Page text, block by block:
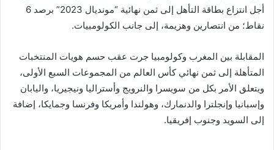
أجل انتزاع بطاقة التأهل إلى ثمن نهائية “مونديال 2023” برصد 6
نقاط؛ من انتصارين وهزيمة، إلى جانب الكولومبيات.
المقابلة بين المغرب وكولومبيا جرت عقب حسم هويات المنتخبات
المتأهلة إلى ثمن نهائي كأس العالم من المجموعات السبع الأولى،
ويتعلق الأمر بكل من سويسرا والنرويج وأستراليا ونيجيريا، واليابان
وإسبانيا وإنجلترا والدنمارك، وهولندا وأمريكا وفرنسا وجمايكا، إضافة
إلى السويد وجنوب إفريقيا.